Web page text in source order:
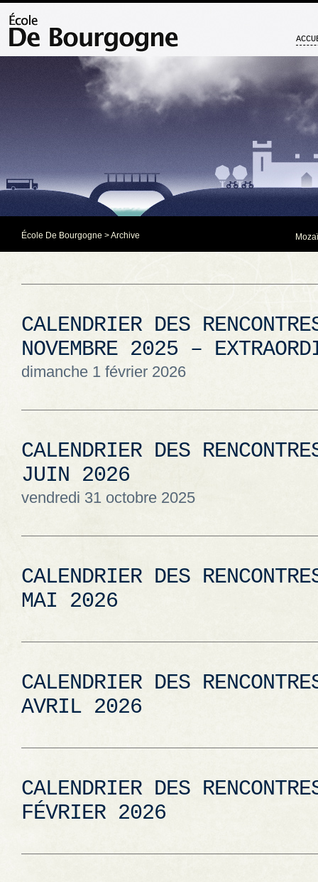
École De Bourgogne > Archive
CALENDRIER DES
NOVEMBRE 2025 –
dimanche 1 février 2026
CALENDRIER DES
JUIN 2026
vendredi 31 octobre 2025
CALENDRIER DES
MAI 2026
CALENDRIER DES
AVRIL 2026
CALENDRIER DES
FÉVRIER 2026